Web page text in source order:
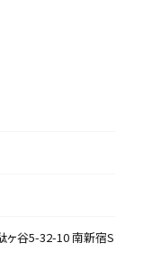
ヶ谷5-32-10 南新宿S